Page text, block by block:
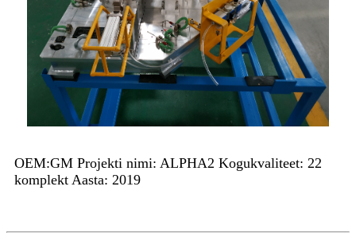
OEM:GM Projekti nimi: ALPHA2 Kogukvaliteet: 22
komplekt Aasta: 2019